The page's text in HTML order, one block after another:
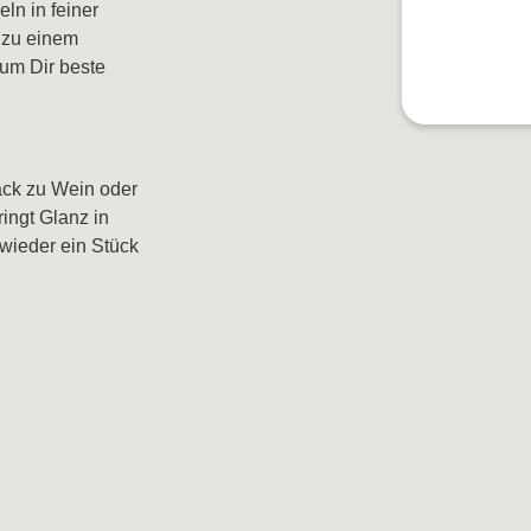
in feiner
einem
Dir beste
zu Wein oder
Glanz in
ein Stück